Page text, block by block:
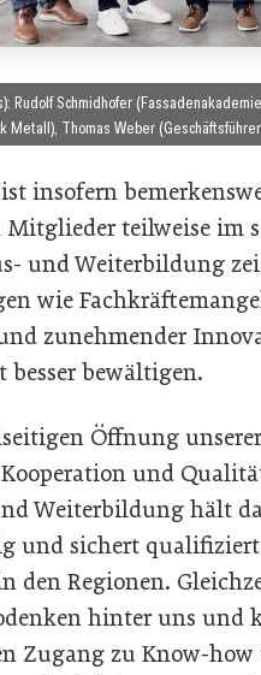
Rudolf Schmidhofer
Metall), Thomas Weber
insofern
Mitglieder teilweise im
und Weiterbildung
wie
zunehmender
besser bewältigen.
Öffnung
und
Weiterbildung hält
und sichert
den Regionen.
hinter uns und
Zugang zu Know-